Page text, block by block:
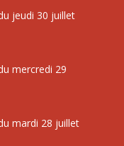
jeudi 30 juillet
mercredi 29
mardi 28 juillet